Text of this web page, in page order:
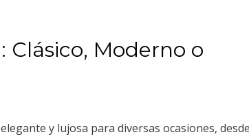
Moderno o
y lujosa para diversas ocasiones,